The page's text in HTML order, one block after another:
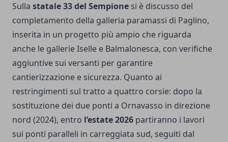
Sulla statale 33 del Sempione si è discusso del
completamento della galleria paramassi di Paglino,
inserita in un progetto più ampio che riguarda
anche le gallerie Iselle e Balmalonesca, con verifiche
aggiuntive sui versanti per garantire
cantierizzazione e sicurezza. Quanto ai
restringimenti sul tratto a quattro corsie: dopo la
sostituzione dei due ponti a Ornavasso in direzione
nord (2024), entro l’estate 2026 partiranno i lavori
sui ponti paralleli in carreggiata sud, seguiti dal